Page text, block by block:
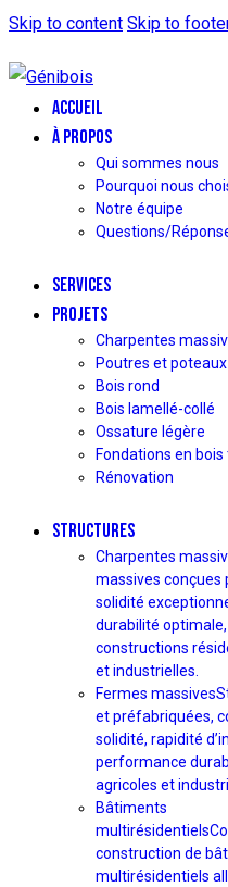
Skip to content Skip to
ACCUEIL
À PROPOS
Qui sommes nous
Pourquoi nous
Notre équipe
Questions/
SERVICES
PROJETS
Charpentes
Poutres et poteaux
Bois rond
Bois lamellé-collé
Ossature légère
Fondations en
Rénovation
STRUCTURES
Charpentes
massives conçues
solidité
durabilité
constructions
et industrielles.
Fermes massives
et préfabriquées,
solidité, rapidité
performance
agricoles et
Bâtiments
multirésidentiels
construction de
multirésidentiels